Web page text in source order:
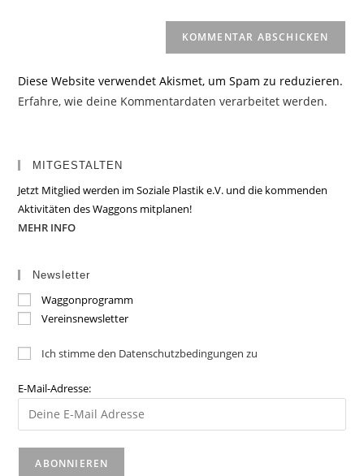
Diese Website verwendet Akismet, um Spam zu reduzieren.
Erfahre, wie deine Kommentardaten verarbeitet werden.
MITGESTALTEN
Jetzt Mitglied werden im Soziale Plastik e.V. und die kommenden
Aktivitäten des Waggons mitplanen!
MEHR INFO
Newsletter
Waggonprogramm
Vereinsnewsletter
Ich stimme den Datenschutzbedingungen zu
E-Mail-Adresse: